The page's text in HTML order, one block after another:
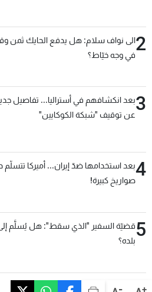
+
2الى نواف سلام: هل يدفع الحايك ثمن
في وجه خيّاط؟
3بعد انكشافهم في أستراليا... تفاصيل
عن توقيف "شبكة الكوكايين"
4بعد استخدامها ضدّ إيران... أميركا
صواريخ كبيرة!
5قضيّة السفير "الذي سقط": هل يُسلَّم
بلده؟